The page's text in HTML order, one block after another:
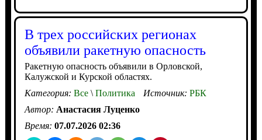
В трех российских регионах
объявили ракетную опасность
Ракетную опасность объявили в Орловской,
Калужской и Курской областях.
Категория: Все\Политика Источник: РБК
Автор: Анастасия Луценко
Время: 07.07.2026 02:36